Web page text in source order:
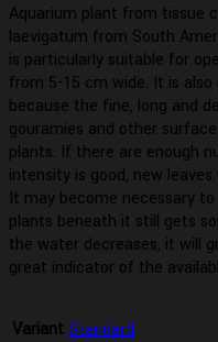
Aquarium plant from tissue
laevigatum from South
is particularly suitable for
from 5-15 cm wide. It is
because the fine, long and
gouramies and other
plants. If there are enough
intensity is good, new
It may become necessary
plants beneath it still gets
the water decreases, it will
great indicator of the
Variant Standard